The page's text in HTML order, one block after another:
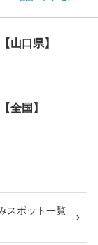
山口県】
全国】
スポット一覧